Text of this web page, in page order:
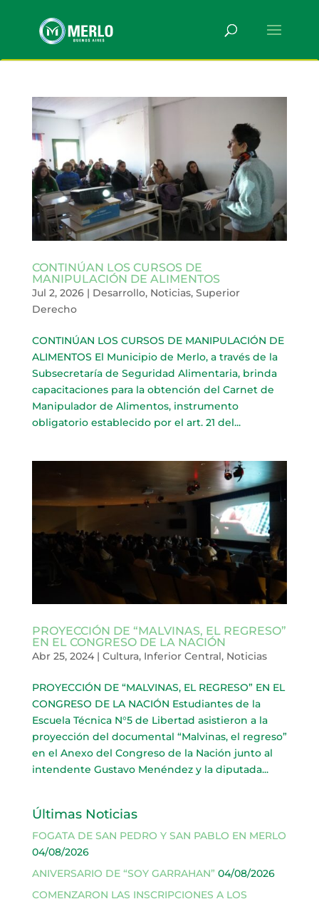
CONTINÚAN LOS CURSOS DE
MANIPULACIÓN DE ALIMENTOS
Jul 2, 2026| Desarrollo, Noticias, Superior
Derecho
CONTINÚAN LOS CURSOS DE MANIPULACIÓN DE
ALIMENTOS El Municipio de Merlo, a través de la
Subsecretaría de Seguridad Alimentaria, brinda
capacitaciones para la obtención del Carnet de
Manipulador de Alimentos, instrumento
obligatorio establecido por el art. 21 del...
PROYECCIÓN DE “MALVINAS, EL REGRESO”
EN EL CONGRESO DE LA NACIÓN
Abr 25, 2024| Cultura, Inferior Central, Noticias
PROYECCIÓN DE “MALVINAS, EL REGRESO” EN EL
CONGRESO DE LA NACIÓN Estudiantes de la
Escuela Técnica N°5 de Libertad asistieron a la
proyección del documental “Malvinas, el regreso”
en el Anexo del Congreso de la Nación junto al
intendente Gustavo Menéndez y la diputada...
Últimas Noticias
FOGATA DE SAN PEDRO Y SAN PABLO EN MERLO
04/08/2026
ANIVERSARIO DE “SOY GARRAHAN” 04/08/2026
COMENZARON LAS INSCRIPCIONES A LOS